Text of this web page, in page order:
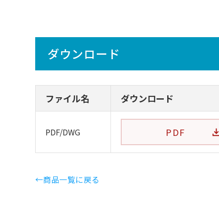
ダウンロード
ファイル名 ダウンロード
PDF/DWG PDF
←商品一覧に戻る